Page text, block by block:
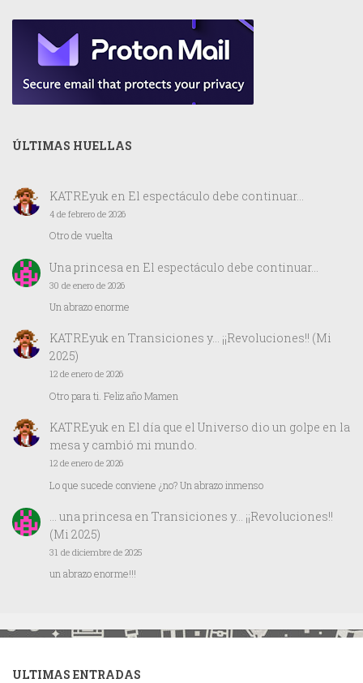
ÚLTIMAS HUELLAS
KATREyuken El espectáculo debe continuar…
4 de febrero de 2026
Otro de vuelta
Una princesa en El espectáculo debe continuar…
30 de enero de 2026
Un abrazo enorme
KATREyuken Transiciones y… ¡¡Revoluciones!! (Mi
2025)
12 de enero de 2026
Otro para ti. Feliz año Mamen
KATREyuken El día que el Universo dio un golpe en la
mesa y cambió mi mundo.
12 de enero de 2026
Lo que sucede conviene ¿no? Un abrazo inmenso
… una princesaen Transiciones y… ¡¡Revoluciones!!
(Mi 2025)
31 de diciembre de 2025
un abrazo enorme!!!
ULTIMAS ENTRADAS